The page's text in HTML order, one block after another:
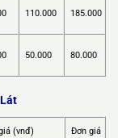
110.000 185.000
50.000 80.000
(vnđ)
Đơn giá